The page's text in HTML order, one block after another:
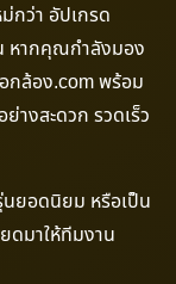
กว่า อัปเกรด
หากคุณกำลังมอง
กล้อง.com พร้อม
างสะดวก รวดเร็ว
นยอดนิยม หรือเป็น
ดมาให้ทีมงาน